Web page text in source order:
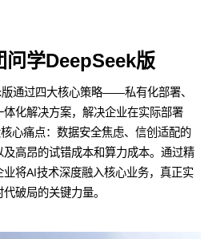
问学DeepSeek版
通过四大核心策略——私有化部署、
化解决方案，解决企业在实际部署
心痛点：数据安全焦虑、信创适配的
及高昂的试错成本和算力成本。通过精
将AI技术深度融入核心业务，真正实
破局的关键力量。